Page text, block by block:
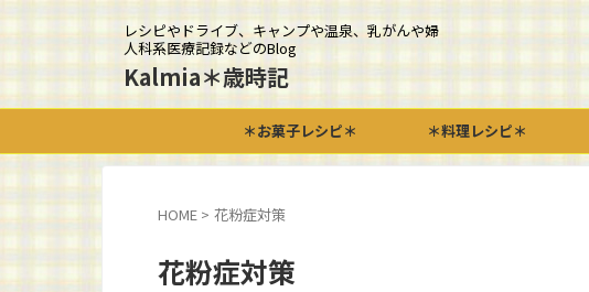
レシピやドライブ、キャンプや温泉、乳がんや婦
人科系医療記録などのBlog
Kalmia＊歳時記
＊お菓子レシピ＊ ＊料理レシピ＊
HOME > 花粉症対策
花粉症対策